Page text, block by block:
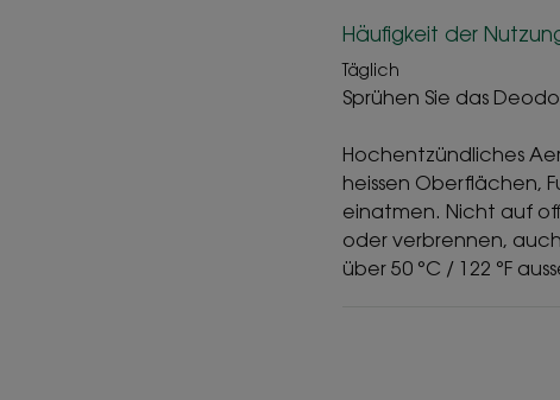
Häufigkeit der
Täglich
Sprühen Sie das
Hochentzündliches
heissen Oberflächen,
einatmen. Nicht auf
oder verbrennen,
über 50 °C / 122 °F